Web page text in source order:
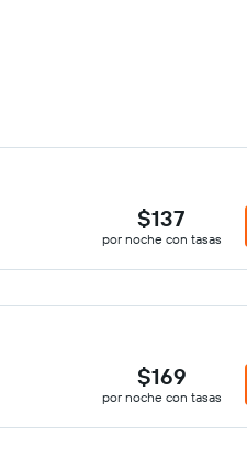
$137
por noche con tasas
$169
por noche con tasas